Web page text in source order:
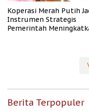
Koperasi Merah Putih
Instrumen Strategis
Pemerintah
Berita Terpopuler